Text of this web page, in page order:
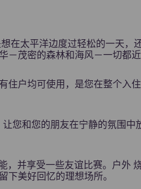
在太平洋边度过轻松的一天，
茂密的森林和海风－一切都近
住户均可使用，是您在整个入
您和您的朋友在宁静的氛围中
，并享受一些友谊比赛。户外
下美好回忆的理想场所。